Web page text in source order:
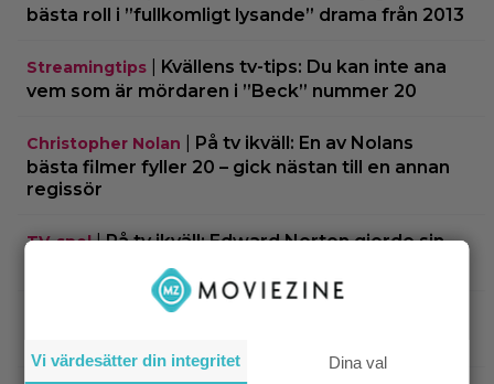
bästa roll i ”fullkomligt lysande” drama från 2013
Streamingtips
Kvällens tv-tips: Du kan inte ana
vem som är mördaren i ”Beck” nummer 20
Christopher Nolan
På tv ikväll: En av Nolans
bästa filmer fyller 20 – gick nästan till en annan
regissör
TV-spel|På tv ikväll: Edward Norton gjorde sin
hyllade filmdebut i denna skarpa thriller
Sista säsongen av ”The Witcher”
Vi värdesätter din integritet Dina val